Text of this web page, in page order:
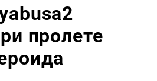
пролете